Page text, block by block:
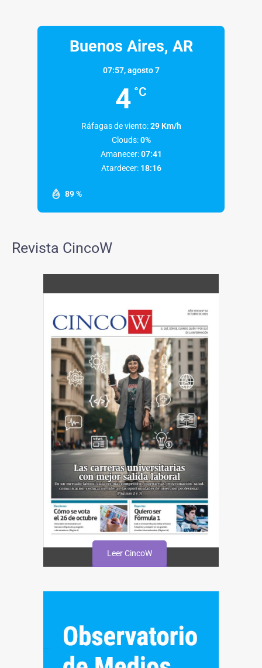
Buenos Aires, AR
07:57,agosto 7
4 °C
89 %
Ráfagas de viento: 29 Km/h
Clouds: 0%
Amanecer: 07:41
Atardecer: 18:16
Revista CincoW
Leer CincoW